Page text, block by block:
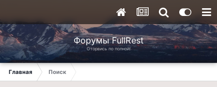
Форумы FullRest
Оторвись по полной!
Главная Поиск